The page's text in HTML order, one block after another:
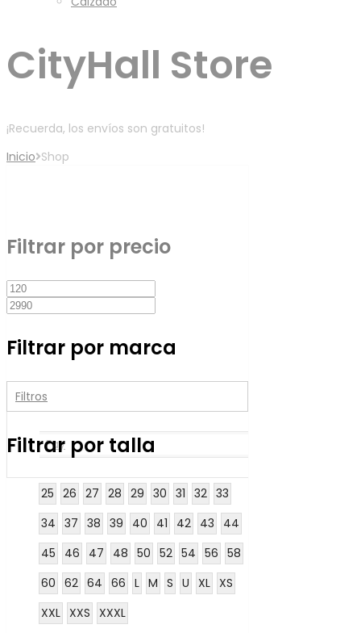
CityHall Store
¡Recuerda, los envíos son gratuitos!
Inicio Shop
Filtrar por precio
Precio
mínimo
Filtrar por marca
Filtros
Fay
Filtrar por talla
25 26 27 28 29 30 31 32 33
34 37 38 39 40 41 42 43
44
45
46 47 48 50 52 54 56 58
60 62 64 66 L M S U XL XS
XXL XXS XXXL